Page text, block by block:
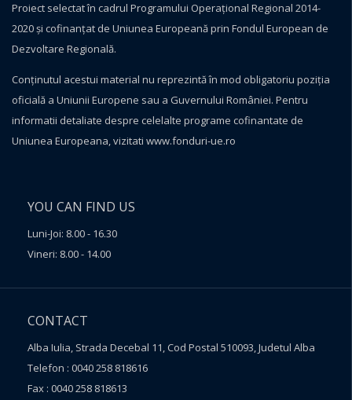
Proiect selectat în cadrul Programului Operațional Regional 2014-
2020 și cofinanțat de Uniunea Europeană prin Fondul European de
Dezvoltare Regională.
Conţinutul acestui material nu reprezintă în mod obligatoriu poziţia
oficială a Uniunii Europene sau a Guvernului României. Pentru
informatii detaliate despre celelalte programe cofinantate de
Uniunea Europeana, vizitati www.fonduri-ue.ro
YOU CAN FIND US
Luni-Joi: 8.00 - 16.30
Vineri: 8.00 - 14.00
CONTACT
Alba Iulia, Strada Decebal 11, Cod Postal 510093, Judetul Alba
Telefon : 0040 258 818616
Fax : 0040 258 818613